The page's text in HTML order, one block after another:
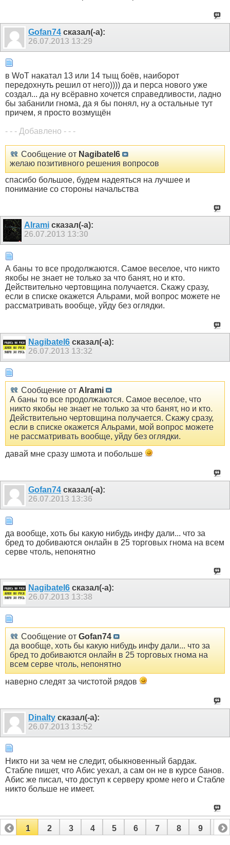
Gofan74 сказал(-а):
26.07.2013 13:29
в WoT накатал 13 или 14 тыщ боёв, наиборот
передохнуть решил от него)))) да и перса нового уже
создал... да ну всёравно хочется справедливости, ладно
бы забанили гнома, да я бы понял, ну а остальные тут
причем, я просто возмущён
- - - Добавлено - - -
Сообщение от Nagibatel6
желаю позитивного решения вопросов
спасибо большое, будем надеяться на лучшее и
понимание со стороны начальства
Alramiсказал(-а):
26.07.2013 13:30
А баны то все продолжаются. Самое веселое, что никто
якобы не знает не только за что банят, но и кто.
Действительно чертовщина получается. Скажу сразу,
если в списке окажется Альрами, мой вопрос можете не
рассматривать вообще, уйду без оглядки.
Nagibatel6 сказал(-а):
26.07.2013 13:32
Сообщение от Alrami
А баны то все продолжаются. Самое веселое, что
никто якобы не знает не только за что банят, но и кто.
Действительно чертовщина получается. Скажу сразу,
если в списке окажется Альрами, мой вопрос можете
не рассматривать вообще, уйду без оглядки.
давай мне сразу шмота и побольше
Gofan74 сказал(-а):
26.07.2013 13:36
да вообще, хоть бы какую нибудь инфу дали... что за
бред то добиваются онлайн в 25 торговых гнома на всем
серве чтоль, непонятно
Nagibatel6 сказал(-а):
26.07.2013 13:38
Сообщение от Gofan74
да вообще, хоть бы какую нибудь инфу дали... что за
бред то добиваются онлайн в 25 торговых гнома на
всем серве чтоль, непонятно
наверно следят за чистотой рядов
Dinalty сказал(-а):
26.07.2013 13:52
Никто ни за чем не следит, обыкновенный бардак.
Стабле пишет, что Абис уехал, а сам он не в курсе банов.
Абис же писал, что доступ к серверу кроме него и Стабле
никто больше не имеет.
1 2 3 4 5 6 7 8 9 10